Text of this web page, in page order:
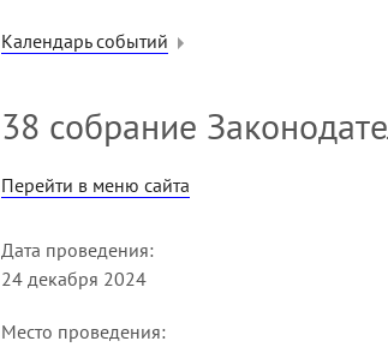
Календарь событий
38 собрание
Перейти в меню сайта
Дата проведения:
24 декабря 2024
Место проведения: